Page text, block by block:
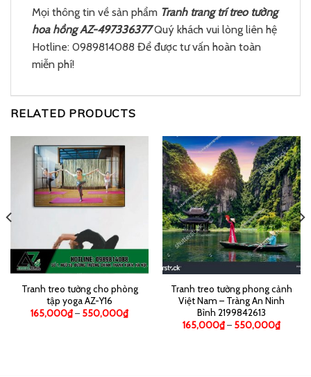
Mọi thông tin về sản phẩm Tranh trang trí treo tường
hoa hồng AZ-497336377Quý khách vui lòng liên hệ
Hotline: 0989814088 Để được tư vấn hoàn toàn
miễn phí!
RELATED PRODUCTS
Tranh treo tường cho phòng
tập yoga AZ-Y16
165,000₫– 550,000₫
Tranh treo tường phong cảnh
Việt Nam – Tràng An Ninh
Bình 2199842613
165,000₫– 550,000₫